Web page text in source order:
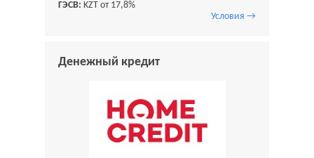
ГЭСВ: KZT от 17,8%
Условия →
Денежный кредит